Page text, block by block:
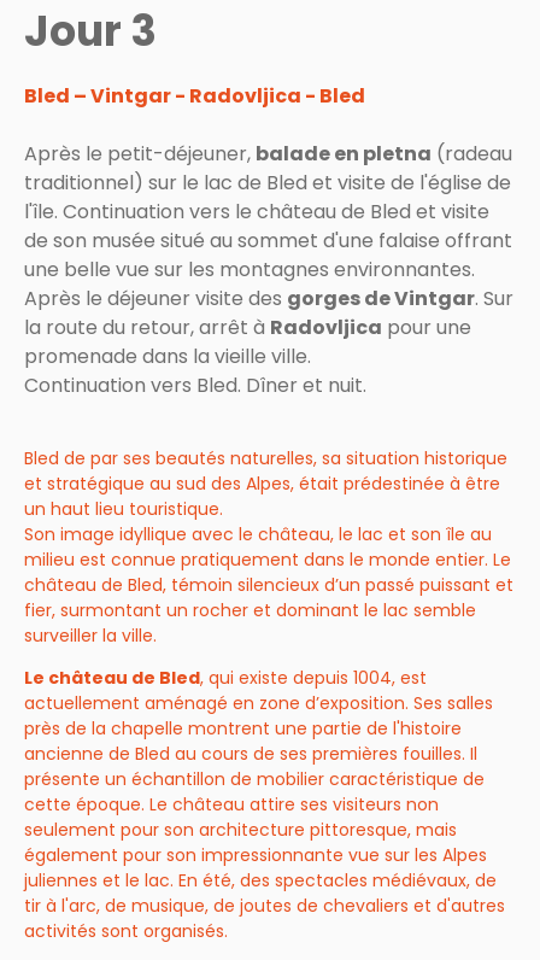
Jour 3
Bled – Vintgar - Radovljica - Bled
Après le petit-déjeuner, balade en pletna (radeau
traditionnel) sur le lac de Bled et visite de l'église de
l'île. Continuation vers le château de Bled et visite
de son musée situé au sommet d'une falaise offrant
une belle vue sur les montagnes environnantes.
Après le déjeuner visite des gorges de Vintgar. Sur
la route du retour, arrêt à Radovljica pour une
promenade dans la vieille ville.
Continuation vers Bled. Dîner et nuit.
Bled de par ses beautés naturelles, sa situation historique
et stratégique au sud des Alpes, était prédestinée à être
un haut lieu touristique.
Son image idyllique avec le château, le lac et son île au
milieu est connue pratiquement dans le monde entier. Le
château de Bled, témoin silencieux d’un passé puissant et
fier, surmontant un rocher et dominant le lac semble
surveiller la ville.
Le château de Bled, qui existe depuis 1004, est
actuellement aménagé en zone d’exposition. Ses salles
près de la chapelle montrent une partie de l'histoire
ancienne de Bled au cours de ses premières fouilles. Il
présente un échantillon de mobilier caractéristique de
cette époque. Le château attire ses visiteurs non
seulement pour son architecture pittoresque, mais
également pour son impressionnante vue sur les Alpes
juliennes et le lac. En été, des spectacles médiévaux, de
tir à l'arc, de musique, de joutes de chevaliers et d'autres
activités sont organisés.